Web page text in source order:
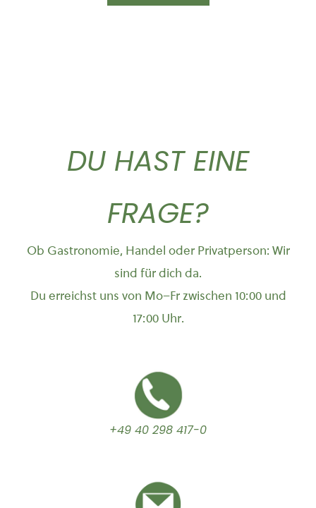
DU HAST EINE
FRAGE?
Ob Gastronomie, Handel oder Privatperson: Wir
sind für dich da.
Du erreichst uns von Mo–Fr zwischen 10:00 und
17:00 Uhr.
+49 40 298 417-0